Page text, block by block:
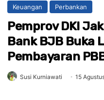
Keuangan Perbankan
Pemprov DKI
Bank BJB Buka
Pembayaran
Susi Kurniawati 15